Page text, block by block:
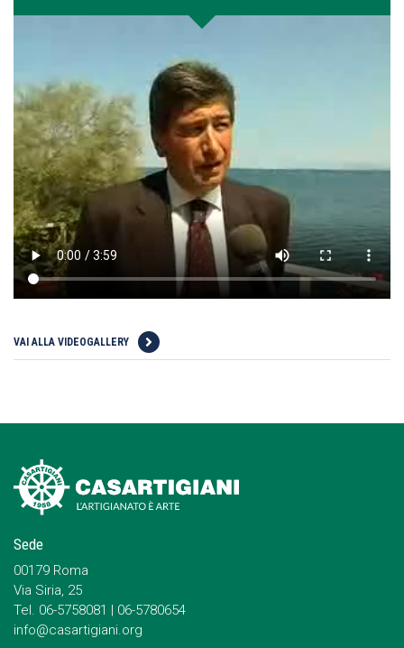
VAI ALLA VIDEOGALLERY
Sede
00179 Roma
Via Siria, 25
Tel. 06-5758081 | 06-5780654
info@casartigiani.org